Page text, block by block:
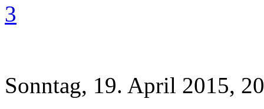
3
Sonntag, 19. April 2015,